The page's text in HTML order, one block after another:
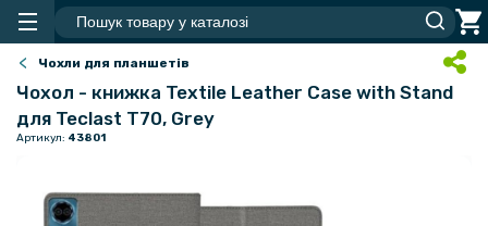
Чохли для планшетів
Чохол - книжка Textile Leather Case with Stand
для Teclast T70, Grey
Артикул: 43801